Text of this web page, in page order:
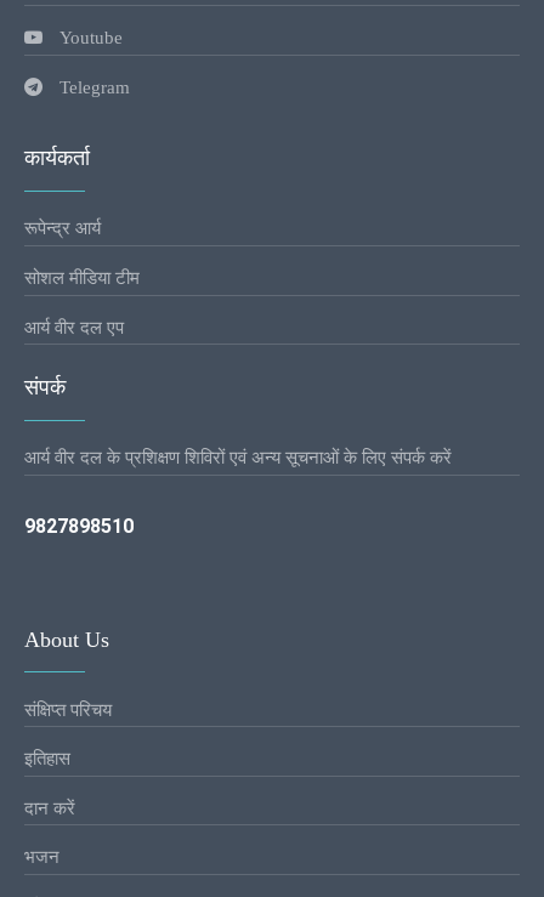
Youtube
Telegram
कार्यकर्ता
रूपेन्द्र आर्य
सोशल मीडिया टीम
आर्य वीर दल एप
संपर्क
आर्य वीर दल के प्रशिक्षण शिविरों एवं अन्य सूचनाओं के लिए संपर्क करें
9827898510
About Us
संक्षिप्त परिचय
इतिहास
दान करें
भजन